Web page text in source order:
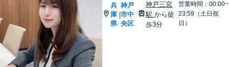
兵
庫
県
|
神戸
市中
央区
神戸三宮
駅から徒
歩3分
営業時間：00:00~
23:59（土日祝
日）